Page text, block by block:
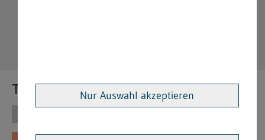
Nur Auswahl akzeptieren
Themen